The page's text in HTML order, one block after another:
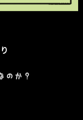
のか？